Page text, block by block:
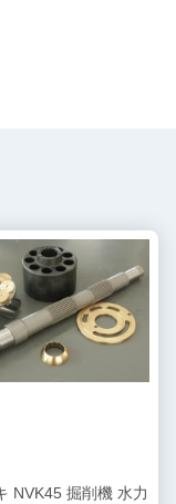
NVK45 掘削機 水力